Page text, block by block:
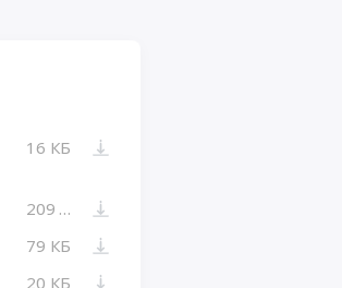
16 КБ
209 КБ
79 КБ
20 КБ